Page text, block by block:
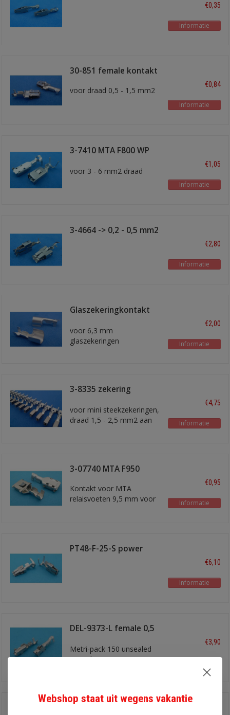
€0,35
Informatie
30-851 female kontakt
voor draad 0,5 - 1,5 mm2
€0,84
Informatie
3-7410 MTA F800 WP
voor 3 - 6 mm2 draad
€1,05
Informatie
3-4664 -> 0,2 - 0,5 mm2
€2,80
Informatie
Glaszekeringkontakt
1,5 mm2 vertind
voor 6,3 mm
glaszekeringen
€2,00
Informatie
3-8335 zekering
voor mini steekzekeringen,
draad 1,5 - 2,5 mm2 aan
€4,75
Informatie
3-07740 MTA F950
Kontakt voor MTA
relaisvoeten 9,5 mm voor
€0,95
Informatie
PT48-F-25-S power
€6,10
Informatie
DEL-9373-L female 0,5
Metri-pack 150 unsealed
10 stuks
€3,90
3-7900R 20 stuks
Webshop staat uit wegens vakantie